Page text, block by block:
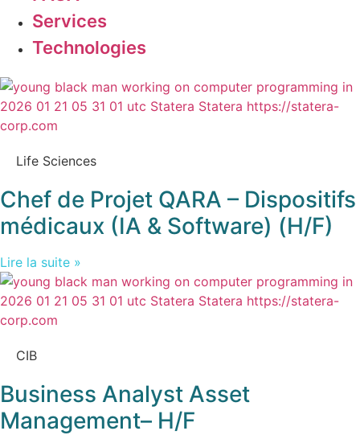
Services
Technologies
Life Sciences
Chef de Projet QARA – Dispositifs
médicaux (IA & Software) (H/F)
Lire la suite »
CIB
Business Analyst Asset
Management– H/F